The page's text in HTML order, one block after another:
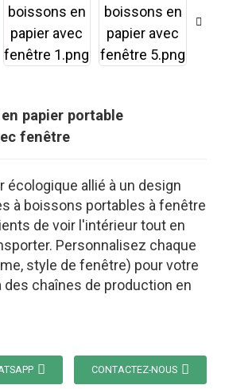
papier portable
fenêtre
écologique allié à un design
à boissons portables à fenêtre
de voir l'intérieur tout en
Personnalisez chaque
style de fenêtre) pour votre
des chaînes de production en
CONTACTEZ-NOUS